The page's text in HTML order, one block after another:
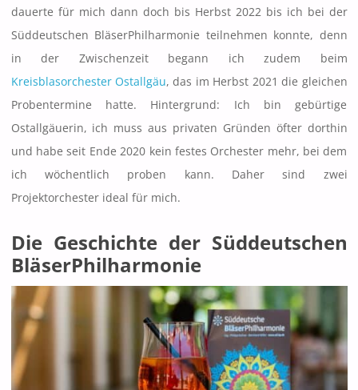
dauerte für mich dann doch bis Herbst 2022 bis ich bei der
Süddeutschen BläserPhilharmonie teilnehmen konnte, denn
in der Zwischenzeit begann ich zudem beim
Kreisblasorchester Ostallgäu, das im Herbst 2021 die gleichen
Probentermine hatte. Hintergrund: Ich bin gebürtige
Ostallgäuerin, ich muss aus privaten Gründen öfter dorthin
und habe seit Ende 2020 kein festes Orchester mehr, bei dem
ich wöchentlich proben kann. Daher sind zwei
Projektorchester ideal für mich.
Die Geschichte der Süddeutschen
BläserPhilharmonie